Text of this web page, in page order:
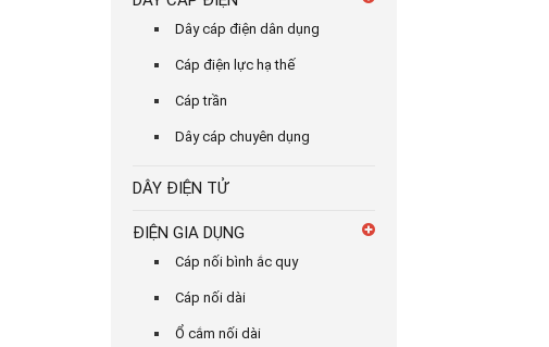
Dây cáp điện dân dụng
Cáp điện lực hạ thế
Cáp trần
Dây cáp chuyên dụng
DÂY ĐIỆN TỬ
ĐIỆN GIA DỤNG
Cáp nối bình ắc quy
Cáp nối dài
Ổ cắm nối dài